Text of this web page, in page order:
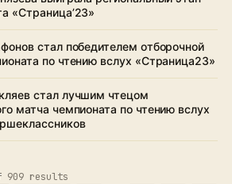
«Страница’23»
стал победителем отборочной
по чтению вслух «Страница23»
стал лучшим чтецом
матча чемпионата по чтению вслух
909 results